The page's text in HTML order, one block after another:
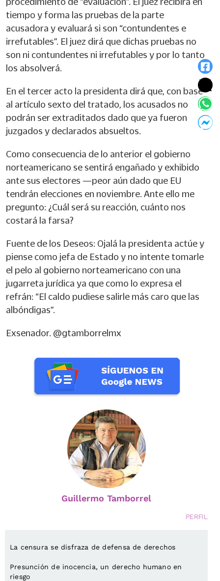
Guillermo Tamborrel
PERFIL
La censura se disfraza de defensa de derechos
Presunción de inocencia, un derecho humano en
riesgo
tiempo y forma las pruebas de la parte
acusadora y evaluará si son “contundentes e
irrefutables”. El juez dirá que dichas pruebas no
son ni contundentes ni irrefutables y por lo tanto
los absolverá.
En el tercer acto la presidenta dirá que, con base
al artículo sexto del tratado, los acusados no
podrán ser extraditados dado que ya fueron
juzgados y declarados absueltos.
Como consecuencia de lo anterior el gobierno
norteamericano se sentirá engañado y exhibido
ante sus electores —peor aún dado que EU
tendrán elecciones en noviembre. Ante ello me
pregunto: ¿Cuál será su reacción, cuánto nos
costará la farsa?
Fuente de los Deseos: Ojalá la presidenta actúe y
piense como jefa de Estado y no intente tomarle
el pelo al gobierno norteamericano con una
jugarreta jurídica ya que como lo expresa el
refrán: “El caldo pudiese salirle más caro que las
albóndigas”.
Exsenador. @gtamborrelmx